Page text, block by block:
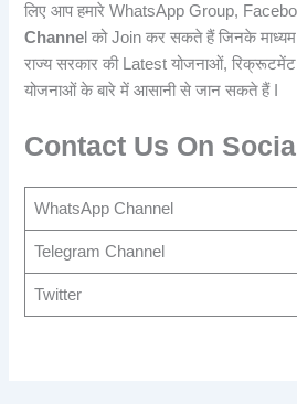
लिए आप हमारे WhatsApp Group,
Channe l को Join कर सकते हैं जिनके
राज्य सरकार की Latest योजनाओं,
योजनाओं के बारे में आसानी से जान सकते हैं I
Contact Us On
WhatsApp Channel
Telegram Channel
Twitter